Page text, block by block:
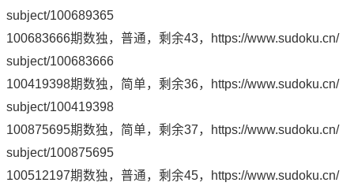
subject/100689365
100683666期数独，普通，剩余43，
https://www.sudoku.cn/
subject/100683666
100419398期数独，简单，剩余36，
https://www.sudoku.cn/
subject/100419398
100875695期数独，简单，剩余37，
https://www.sudoku.cn/
subject/100875695
100512197期数独，普通，剩余45，
https://www.sudoku.cn/